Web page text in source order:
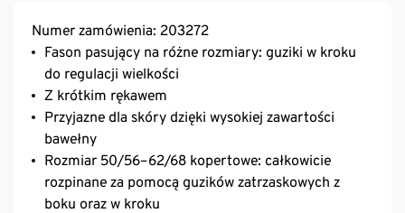
Numer zamówienia: 203272
Fason pasujący na różne rozmiary: guziki w kroku
do regulacji wielkości
Z krótkim rękawem
Przyjazne dla skóry dzięki wysokiej zawartości
bawełny
Rozmiar 50/56–62/68 kopertowe: całkowicie
rozpinane za pomocą guzików zatrzaskowych z
boku oraz w kroku